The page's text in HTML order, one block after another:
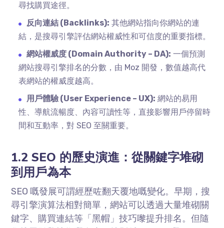
尋找購買途徑。
反向連結 (Backlinks): 其他網站指向你網站的連
結，是搜尋引擎評估網站權威性和可信度的重要指標。
網站權威度 (Domain Authority – DA): 一個預測
網站搜尋引擎排名的分數，由 Moz 開發，數值越高代
表網站的權威度越高。
用戶體驗 (User Experience – UX): 網站的易用
性、導航流暢度、內容可讀性等，直接影響用戶停留時
間和互動率，對 SEO 至關重要。
1.2 SEO 的歷史演進：從關鍵字堆砌
到用戶為本
SEO 嘅發展可謂經歷咗翻天覆地嘅變化。早期，搜
尋引擎演算法相對簡單，網站可以透過大量堆砌關
鍵字、購買連結等「黑帽」技巧嚟提升排名。但隨